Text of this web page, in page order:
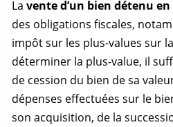
La vente d’un bien détenu
des obligations fiscales,
impôt sur les plus-values sur
déterminer la plus-value, il
de cession du bien de sa
dépenses effectuées sur le
son acquisition, de la